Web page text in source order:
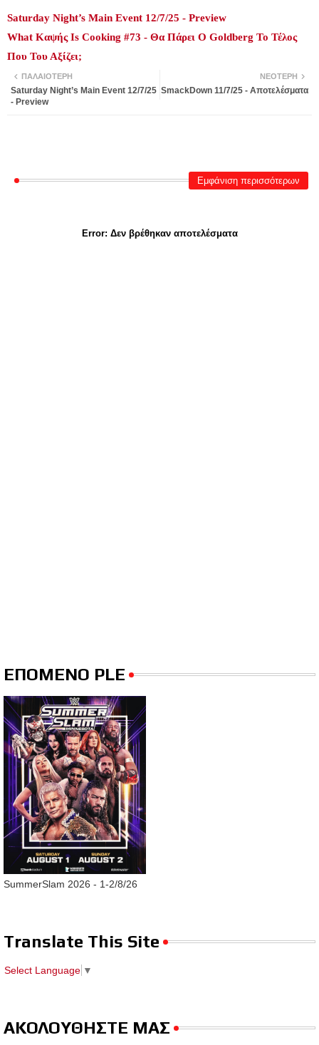
Saturday Night’s Main Event 12/7/25 - Preview
What Καψής Is Cooking #73 - Θα Πάρει Ο Goldberg Το Τέλος
Που Του Αξίζει;
ΝΕΌΤΕΡΗ
SmackDown 11/7/25 - Αποτελέσματα
ΠΑΛΑΙΌΤΕΡΗ
Saturday Night’s Main Event 12/7/25
- Preview
Εμφάνιση περισσότερων
Error: Δεν βρέθηκαν αποτελέσματα
ΕΠΟΜΕΝΟ PLE
SummerSlam 2026 - 1-2/8/26
Translate This Site
Select Language ▼
ΑΚΟΛΟΥΘΗΣΤΕ ΜΑΣ